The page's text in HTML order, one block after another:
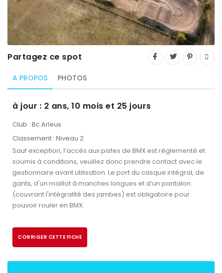
Trial
XC Rando - VTTAE
XCO
Constructeurs-Shapers
Derniers commentaires
Partagez ce spot
A PROPOS PHOTOS
à jour : 2 ans, 10 mois et 25 jours
Club : Bc Arleux
Classement : Niveau 2
Sauf exception, l’accès aux pistes de BMX est réglementé et
soumis à conditions, veuillez donc prendre contact avec le
gestionnaire avant utilisation. Le port du casque intégral, de
gants, d'un maillot à manches longues et d’un pantalon
(couvrant l'intégralité des jambes) est obligatoire pour
pouvoir rouler en BMX.
CORRIGER CETTE FICHE